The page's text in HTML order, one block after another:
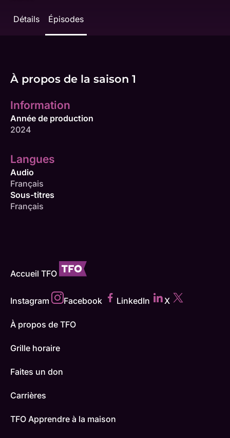
Détails Épisodes
À propos de la saison 1
Information
Année de production
2024
Langues
Audio
Français
Sous-titres
Français
Accueil TFO
Instagram Facebook LinkedIn X
À propos de TFO
Grille horaire
Faites un don
Carrières
TFO Apprendre à la maison